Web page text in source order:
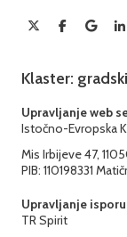
Klaster:
Upravljanje web
Istočno-Evropska
Mis Irbijeve 47,
PIB: 110198331
Upravljanje
TR Spirit